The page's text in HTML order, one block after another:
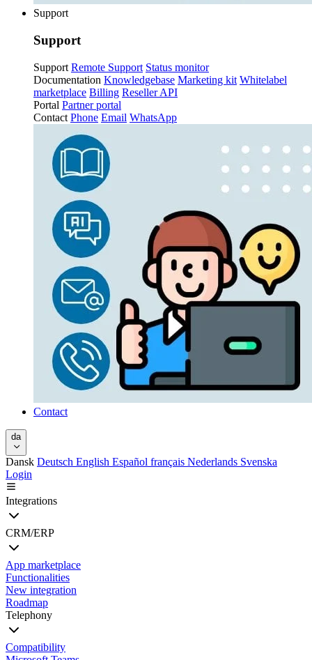
Support
Support
Support Remote Support Status monitor
Documentation Knowledgebase Marketing kit Whitelabel
marketplace Billing Reseller API
Portal Partner portal
Contact Phone Email WhatsApp
Contact
da
Dansk Deutsch English Español français Nederlands Svenska
Login
Integrations
CRM/ERP
App marketplace
Functionalities
New integration
Roadmap
Telephony
Compatibility